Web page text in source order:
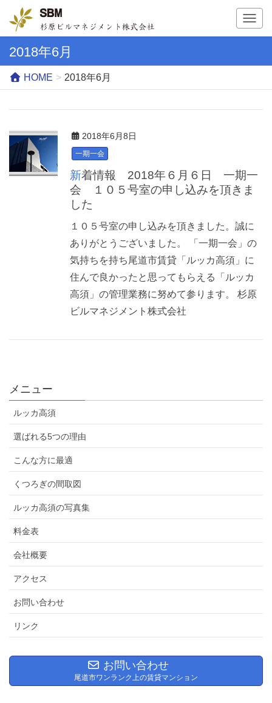
T
a
i
2018年6月
HOME 2018年6月
2018年6月8日
一期一会
新着情報 2018年６月６日 一期一
会 １０５号室の申し込みを頂きま
した
１０５号室の申し込みを頂きました。誠に
ありがとうございました。 「一期一会」の
気持ちを持ち尾道市賃貸「ルッカ高須」に
住んで良かったと思ってもらえる「ルッカ
高須」の管理業務に努めて参ります。 杉原
ビルマネジメント株式会社
メニュー
ルッカ高須
選ばれる5つの理由
こんな方に最適
くつろぎの間取図
ルッカ高須の写真集
料金表
会社概要
アクセス
お問い合わせ
リンク
お問い合わせ
尾道市ワンランク上の賃貸マンション